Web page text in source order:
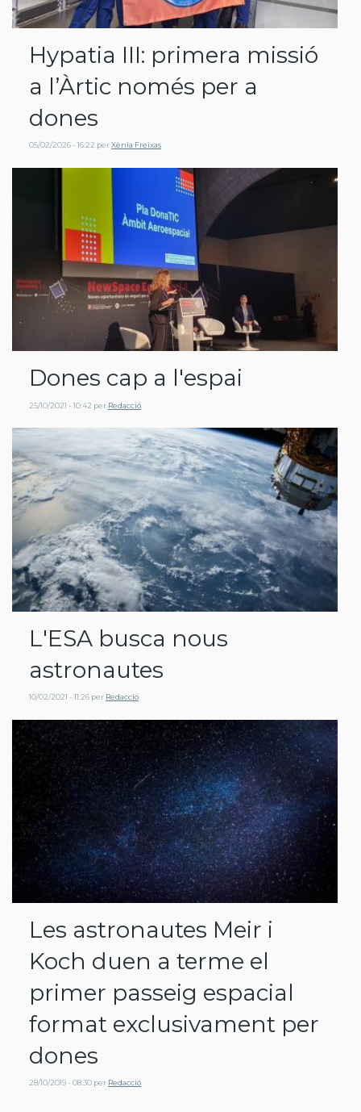
Hypatia III: primera missió
a l’Àrtic només per a
dones
05/02/2026 - 16:22 perXènia Freixas
Dones cap a l'espai
25/10/2021 - 10:42 per Redacció
L'ESA busca nous
astronautes
10/02/2021 - 11:26 per Redacció
Les astronautes Meir i
Koch duen a terme el
primer passeig espacial
format exclusivament per
dones
28/10/2019 - 08:30 per Redacció